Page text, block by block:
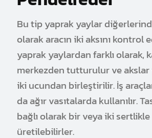
Bu tip yaprak yaylar
olarak aracın iki aksını kontrol
yaprak yaylardan farklı olarak,
merkezden tutturulur ve akslar
iki ucundan birleştirilir. İş
da ağır vasıtalarda kullanılır.
bağlı olarak bir veya iki sertlikle
üretilebilirler.